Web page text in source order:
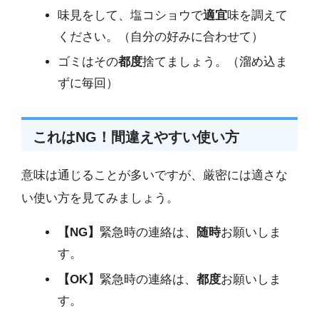
味見をして、塩コショウで適宜味を調えて
ください。（自分の好みに合わせて）
ゴミはその都度捨てましょう。（溜め込ま
ずに毎回）
これはNG！間違えやすい使い方
意味は通じることが多いですが、厳密には適さな
い使い方を見てみましょう。
【NG】 緊急時の連絡は、 随時お願いしま
す。
【OK】 緊急時の連絡は、 都度お願いしま
す。